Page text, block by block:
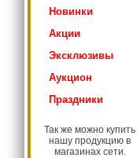
Новинки
Акции
Эксклюзивы
Аукцион
Праздники
Так же можно купить
нашу продукцию в
магазинах сети.